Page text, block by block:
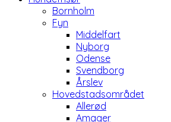
Bornholm
Fyn
Middelfart
Nyborg
Odense
Svendborg
Årslev
Hovedstadsområdet
Allerød
Amager